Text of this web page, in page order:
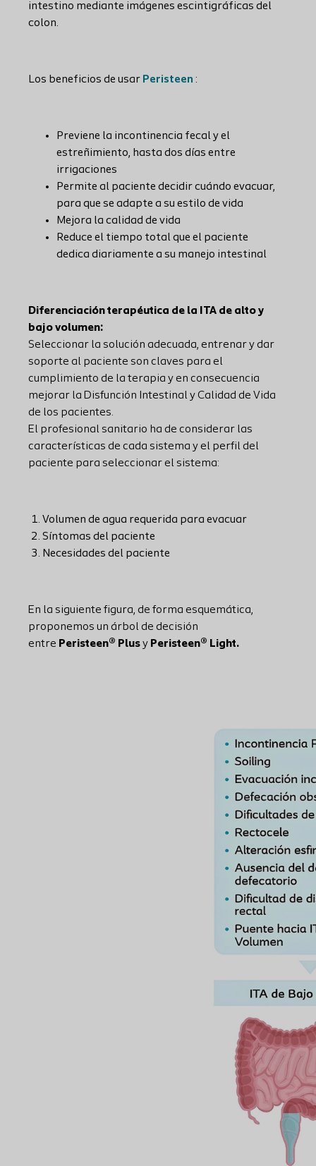
intestino mediante imágenes escintigráficas del
colon.
Los beneficios de usar Peristeen :
Previene la incontinencia fecal y el
estreñimiento, hasta dos días entre
irrigaciones
Permite al paciente decidir cuándo evacuar,
para que se adapte a su estilo de vida
Mejora la calidad de vida
Reduce el tiempo total que el paciente
dedica diariamente a su manejo intestinal
Diferenciación terapéutica de la ITA de alto y
bajo volumen:
Seleccionar la solución adecuada, entrenar y dar
soporte al paciente son claves para el
cumplimiento de la terapia y en consecuencia
mejorar la Disfunción Intestinal y Calidad de Vida
de los pacientes.
El profesional sanitario ha de considerar las
características de cada sistema y el perfil del
paciente para seleccionar el sistema:
Volumen de agua requerida para evacuar
Síntomas del paciente
Necesidades del paciente
En la siguiente figura, de forma esquemática,
proponemos un árbol de decisión
entre Peristeen® Plusy Peristeen® Light.